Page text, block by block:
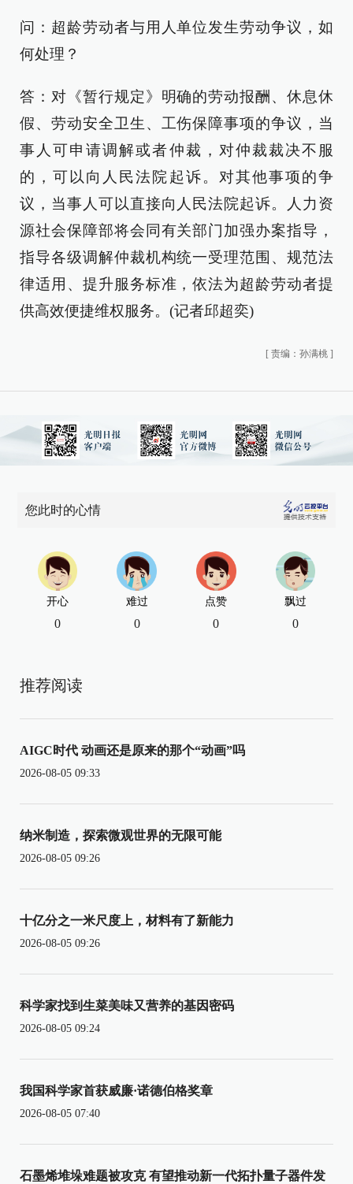
问：超龄劳动者与用人单位发生劳动争议，如
何处理？
答：对《暂行规定》明确的劳动报酬、休息休
假、劳动安全卫生、工伤保障事项的争议，当
事人可申请调解或者仲裁，对仲裁裁决不服
的，可以向人民法院起诉。对其他事项的争
议，当事人可以直接向人民法院起诉。人力资
源社会保障部将会同有关部门加强办案指导，
指导各级调解仲裁机构统一受理范围、规范法
律适用、提升服务标准，依法为超龄劳动者提
供高效便捷维权服务。(记者邱超奕)
[ 责编：孙满桃 ]
您此时的心情
开心
0
难过
0
点赞
0
飘过
0
推荐阅读
AIGC时代 动画还是原来的那个“动画”吗
2026-08-05 09:33
纳米制造，探索微观世界的无限可能
2026-08-05 09:26
十亿分之一米尺度上，材料有了新能力
2026-08-05 09:26
科学家找到生菜美味又营养的基因密码
2026-08-05 09:24
我国科学家首获威廉·诺德伯格奖章
2026-08-05 07:40
石墨烯堆垛难题被攻克 有望推动新一代拓扑量子器件发